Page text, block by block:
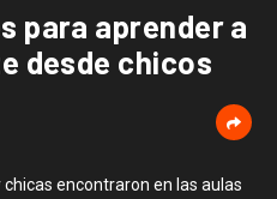
para aprender a
desde chicos
encontraron en las aulas